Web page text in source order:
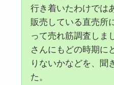
行き着いたわけでは
販売している直売所
って売れ筋調査しま
さんにもどの時期に
りないかなどを、聞
た。